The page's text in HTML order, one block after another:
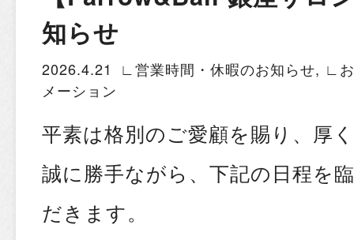
知らせ
2026.4.21 ∟営業時間・休暇のお知らせ, ∟
メーション
平素は格別のご愛顧を賜り、厚
誠に勝手ながら、下記の日程を
だきます。